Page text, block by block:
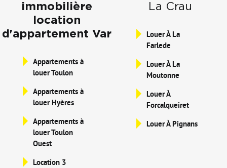
immobilière
location
d'appartement Var
Appartements à
louer Toulon
Appartements à
louer Hyères
Appartements à
louer Toulon
Ouest
Location 3
La Crau
Louer À La
Farlede
Louer À La
Moutonne
Louer À
Forcalqueiret
Louer À Pignans